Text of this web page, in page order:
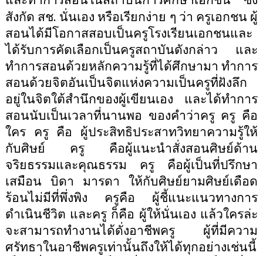
สังกัด สช. นั่นเอง หรือเรียกง่าย ๆ ว่า ครูเอกชน ผู้
สอนได้มีโอกาสสอบเป็นครูโรงเรียนเอกชนและ
ได้รับการคัดเลือกเป็นครูสถาบันดังกล่าว และ
ทำการสอนด้วยหลักความรู้ที่ได้ศึกษามา ทำการ
สอนด้วยจิตอันเป็นจิตแห่งความเป็นครูที่ฝังลึก
อยู่ในจิตใต้สำนึกของผู้เขียนเอง และได้ทำการ
สอนนับเป็นเวลาที่นานพอ ของคำว่าครู ครู คือ
ใคร ครู คือ ผู้ประสิทธิประสาทวิทยาความรู้ให้
กับศิษย์ ครู คือผู้แนะนำสั่งสอนศิษย์ด้าน
จริยธรรมและคุณธรรม ครู คือผู้เป็นที่ปรึกษา
เสมือน บิดา มารดา ให้กับศิษย์ยามศิษย์เดือด
ร้อนไม่มีที่พึ่งพิง ครูคือ ผู้ชี้แนะแนวทางการ
ดำเนินชีวิต และครู ก็คือ ผู้ให้นั่นเอง แล้วใครล่ะ
จะสามารถทำงานได้ดั่งอาชีพครู ผู้ที่มีความ
ศรัทธาในอาชีพครูเท่านั้นถึงให้ได้ทุกอย่างเช่นนี้